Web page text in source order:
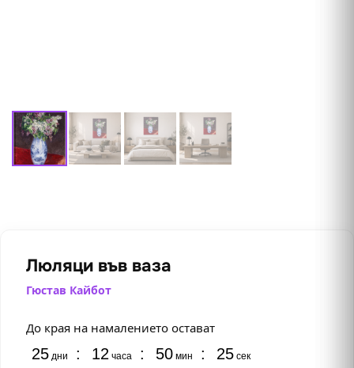
Люляци във ваза
Гюстав Кайбот
До края на намалението остават
25 дни : 12 часа : 50 мин : 24 сек